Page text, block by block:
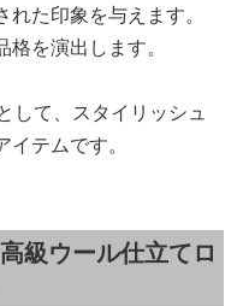
た印象を与えます。
を演出します。
して、スタイリッシュ
テムです。
級ウール仕立てロ